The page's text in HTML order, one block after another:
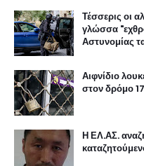
Τέσσερις οι
γλώσσα
Αστυνομίας
Αιφνίδιο
στον δρόμο
Η ΕΛ.ΑΣ.